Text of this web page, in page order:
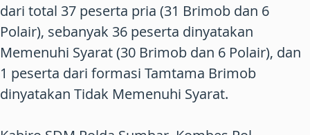
dari total 37 peserta pria (31 Brimob dan 6
Polair), sebanyak 36 peserta dinyatakan
Memenuhi Syarat (30 Brimob dan 6 Polair), dan
1 peserta dari formasi Tamtama Brimob
dinyatakan Tidak Memenuhi Syarat.